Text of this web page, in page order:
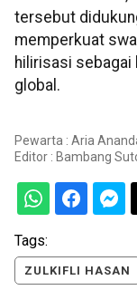
tersebut
memperkuat
hilirisasi sebagai
global.
Pewarta : Aria
Editor : Bambang
Tags:
ZULKIFLI HASAN